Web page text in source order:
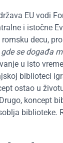
EU vodi
i istočne
decu,
se događa
u isto
biblioteci
ostao u
koncept
biblioteke.